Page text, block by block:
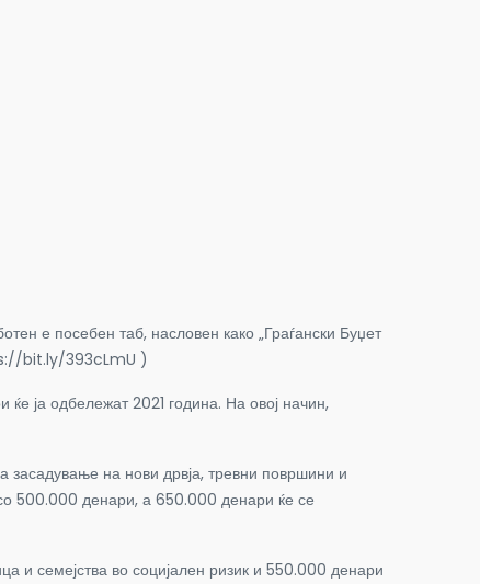
е посебен таб, насловен како „Граѓански Буџет
bit.ly/393cLmU )
ја одбележат 2021 година. На овој начин,
на нови дрвја, тревни површини и
500.000 денари, а 650.000 денари ќе се
и семејства во социјален ризик и 550.000 денари